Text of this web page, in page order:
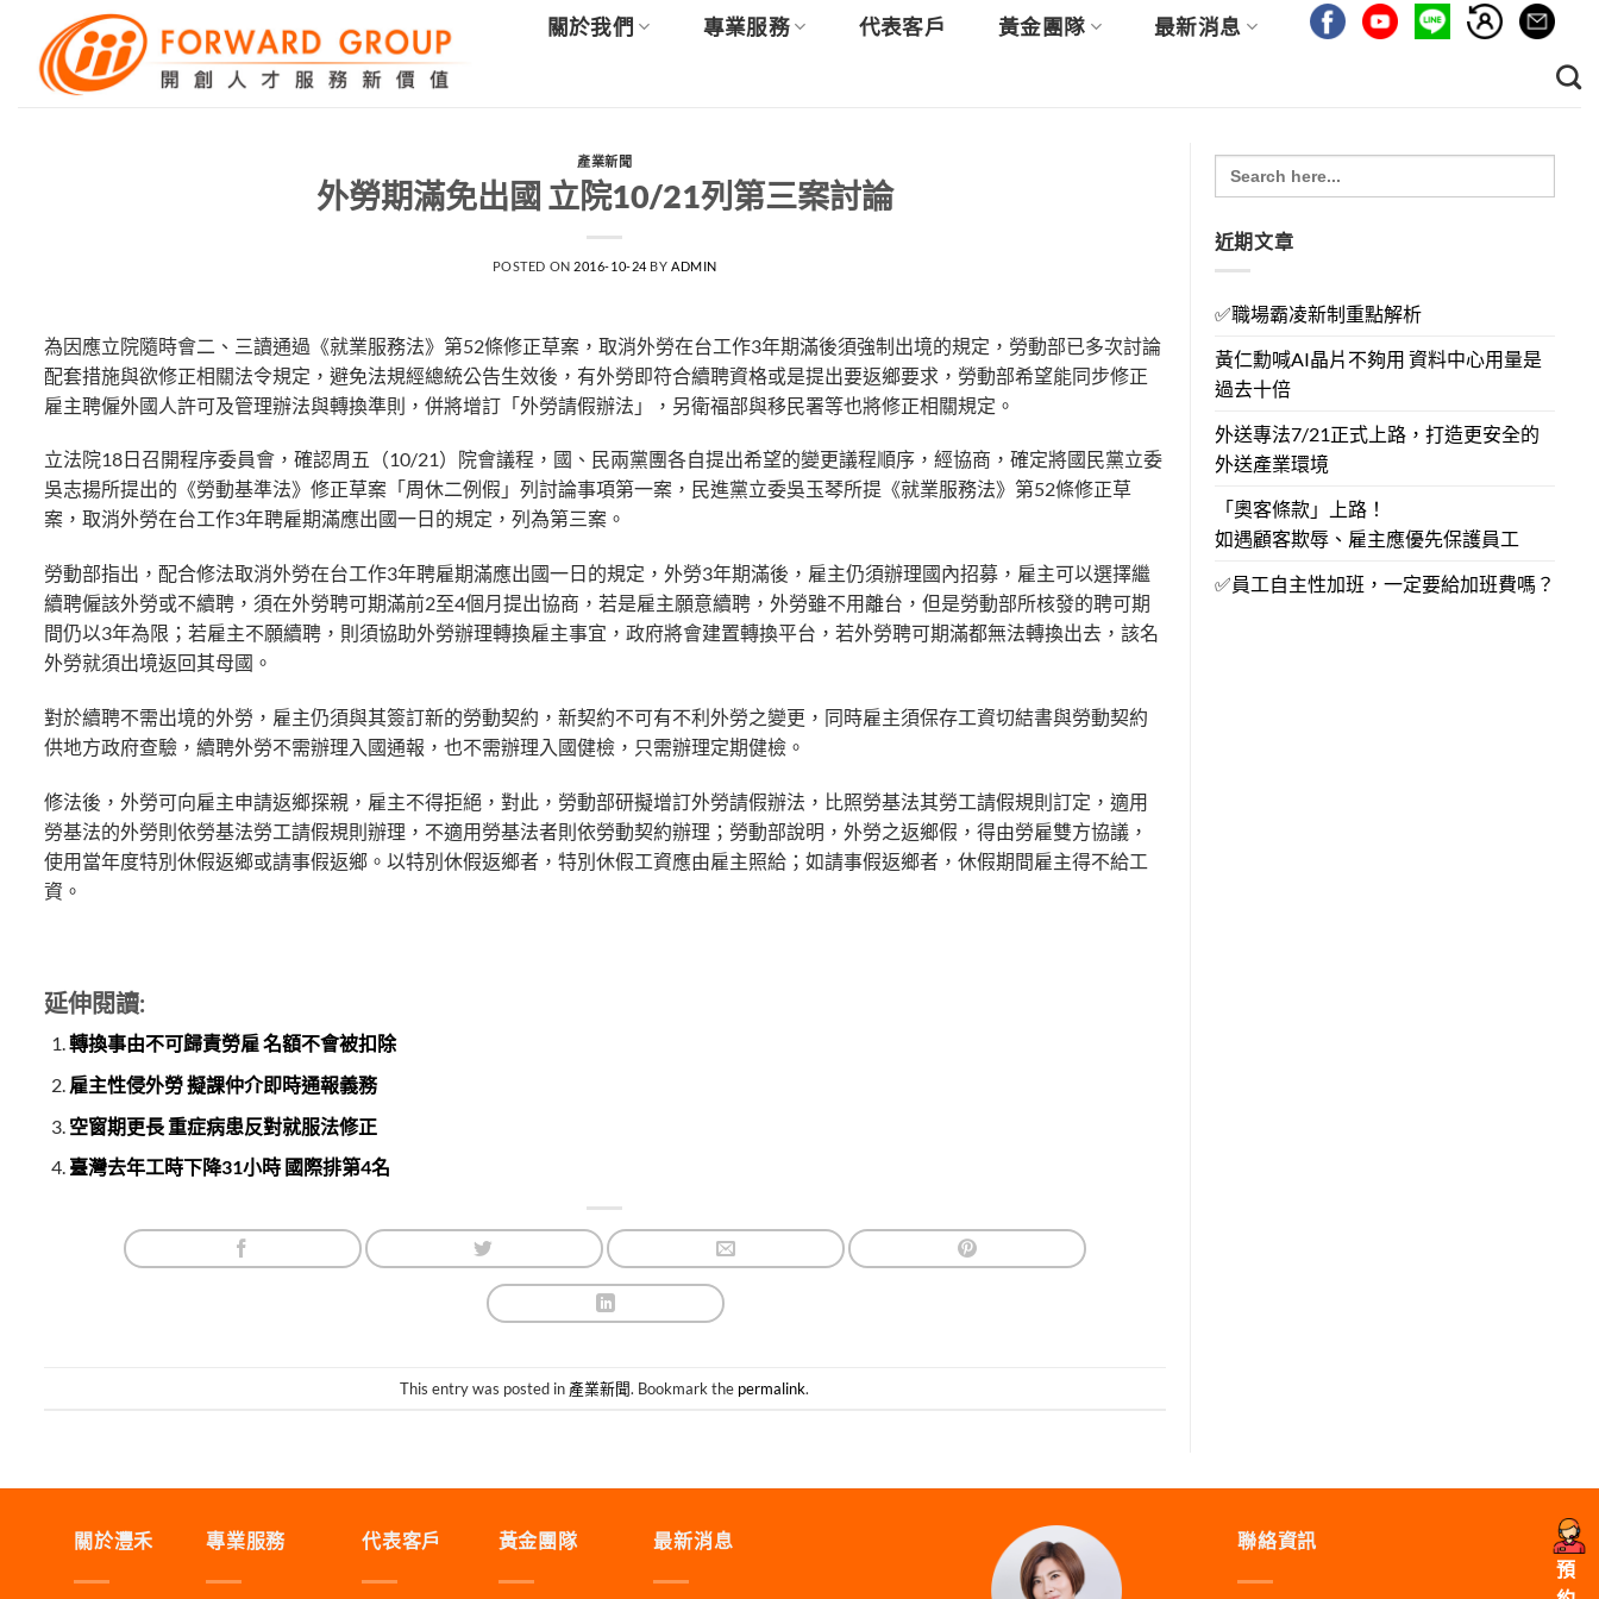
content
關於我們 專業服務 代表客戶 黃金團隊 最新消息
產業新聞
外勞期滿免出國 立院10/21列第三案討論
POSTED ON 2016-10-24 BY ADMIN
為因應立院隨時會二、三讀通過《就業服務法》第52條修正草案，取消外勞在台工作3年期滿後須強制出境的規定，勞動部已多次討論
配套措施與欲修正相關法令規定，避免法規經總統公告生效後，有外勞即符合續聘資格或是提出要返鄉要求，勞動部希望能同步修正
雇主聘僱外國人許可及管理辦法與轉換準則，併將增訂「外勞請假辦法」，另衛福部與移民署等也將修正相關規定。
立法院18日召開程序委員會，確認周五（10/21）院會議程，國、民兩黨團各自提出希望的變更議程順序，經協商，確定將國民黨立委
吳志揚所提出的《勞動基準法》修正草案「周休二例假」列討論事項第一案，民進黨立委吳玉琴所提《就業服務法》第52條修正草
案，取消外勞在台工作3年聘雇期滿應出國一日的規定，列為第三案。
勞動部指出，配合修法取消外勞在台工作3年聘雇期滿應出國一日的規定，外勞3年期滿後，雇主仍須辦理國內招募，雇主可以選擇繼
續聘僱該外勞或不續聘，須在外勞聘可期滿前2至4個月提出協商，若是雇主願意續聘，外勞雖不用離台，但是勞動部所核發的聘可期
間仍以3年為限；若雇主不願續聘，則須協助外勞辦理轉換雇主事宜，政府將會建置轉換平台，若外勞聘可期滿都無法轉換出去，該名
外勞就須出境返回其母國。
對於續聘不需出境的外勞，雇主仍須與其簽訂新的勞動契約，新契約不可有不利外勞之變更，同時雇主須保存工資切結書與勞動契約
供地方政府查驗，續聘外勞不需辦理入國通報，也不需辦理入國健檢，只需辦理定期健檢。
修法後，外勞可向雇主申請返鄉探親，雇主不得拒絕，對此，勞動部研擬增訂外勞請假辦法，比照勞基法其勞工請假規則訂定，適用
勞基法的外勞則依勞基法勞工請假規則辦理，不適用勞基法者則依勞動契約辦理；勞動部說明，外勞之返鄉假，得由勞雇雙方協議，
使用當年度特別休假返鄉或請事假返鄉。以特別休假返鄉者，特別休假工資應由雇主照給；如請事假返鄉者，休假期間雇主得不給工
資。
延伸閱讀:
轉換事由不可歸責勞雇 名額不會被扣除
雇主性侵外勞 擬課仲介即時通報義務
空窗期更長 重症病患反對就服法修正
臺灣去年工時下降31小時 國際排第4名
This entry was posted in 產業新聞. Bookmark the permalink.
Search
for:
近期文章
✅職場霸凌新制重點解析
黃仁勳喊AI晶片不夠用 資料中心用量是
過去十倍
外送專法7/21正式上路，打造更安全的
外送產業環境
「奧客條款」上路！
如遇顧客欺辱、雇主應優先保護員工
✅員工自主性加班，一定要給加班費嗎？
關於灃禾 專業服務 代表客戶 黃金團隊 最新消息
聯絡資訊
預